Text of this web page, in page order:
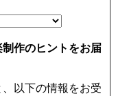
作のヒントをお届
以下の情報をお受